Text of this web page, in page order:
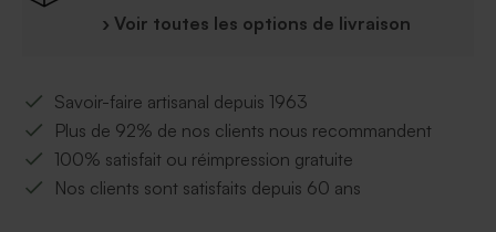
› Voir toutes les options de livraison
Savoir-faire artisanal depuis 1963
Plus de 92% de nos clients nous recommandent
100% satisfait ou réimpression gratuite
Nos clients sont satisfaits depuis 60 ans